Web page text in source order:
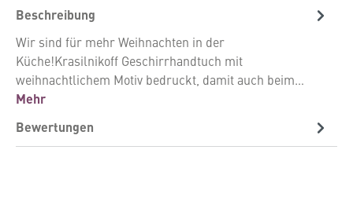
Beschreibung
Wir sind für mehr Weihnachten in der
Küche!Krasilnikoff Geschirrhandtuch mit
weihnachtlichem Motiv bedruckt, damit auch beim…
Mehr
Bewertungen